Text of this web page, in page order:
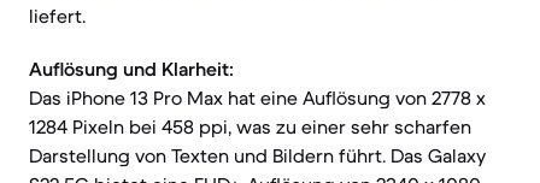
liefert.
Auflösung und Klarheit:
Das iPhone 13 Pro Max hat eine Auflösung von 2778 x
1284 Pixeln bei 458 ppi, was zu einer sehr scharfen
Darstellung von Texten und Bildern führt. Das Galaxy